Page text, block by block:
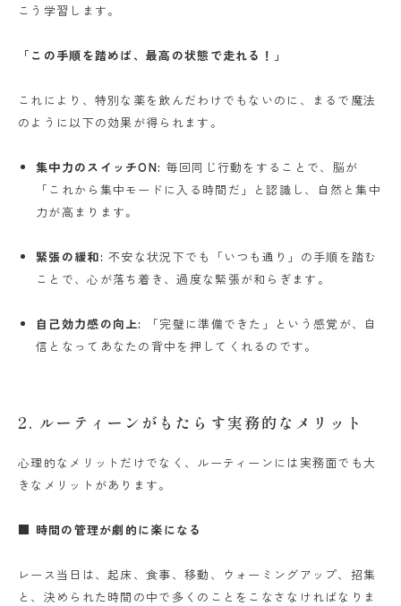
こう学習します。
「この手順を踏めば、最高の状態で走れる！」
これにより、特別な薬を飲んだわけでもないのに、まるで魔法
のように以下の効果が得られます。
集中力のスイッチON: 毎回同じ行動をすることで、脳が
「これから集中モードに入る時間だ」と認識し、自然と集中
力が高まります。
緊張の緩和: 不安な状況下でも「いつも通り」の手順を踏む
ことで、心が落ち着き、過度な緊張が和らぎます。
自己効力感の向上:
「完璧に準備できた」という感覚が、自
信となってあなたの背中を押してくれるのです。
2. ルーティーンがもたらす実務的なメリット
心理的なメリットだけでなく、ルーティーンには実務面でも大
きなメリットがあります。
■ 時間の管理が劇的に楽になる
レース当日は、起床、食事、移動、ウォーミングアップ、招集
と、決められた時間の中で多くのことをこなさなければなりま